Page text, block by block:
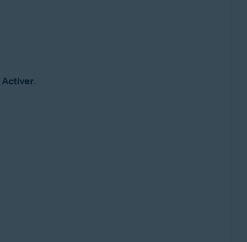
Activer.